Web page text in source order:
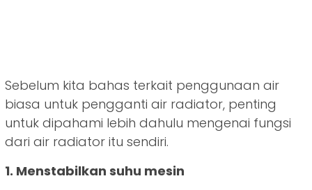
Sebelum kita bahas terkait penggunaan air
biasa untuk pengganti air radiator, penting
untuk dipahami lebih dahulu mengenai fungsi
dari air radiator itu sendiri.
1. Menstabilkan suhu mesin